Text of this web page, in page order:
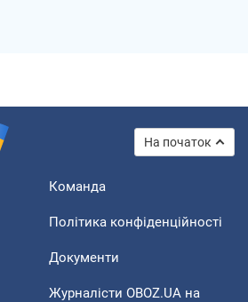
На початок
Команда
Політика конфіденційності
Документи
Журналісти OBOZ.UA на